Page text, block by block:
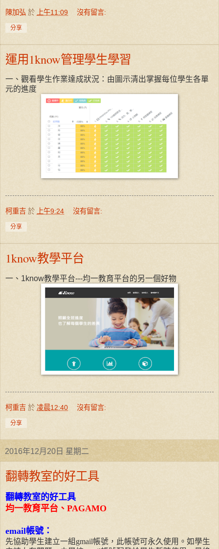
陳加弘 於 上午11:09 沒有留言:
分享
運用1know管理學生學習
一、觀看學生作業達成狀況：由圖示清出掌握每位學生各單
元的進度
柯重吉 於 上午9:24 沒有留言:
分享
1know教學平台
一、1know教學平台---均一教育平台的另一個好物
柯重吉 於 凌晨12:40 沒有留言:
分享
2016年12月20日 星期二
翻轉教室的好工具
翻轉教室的好工具
均一教育平台、PAGAMO
email帳號：
先協助學生建立一組gmail帳號，此帳號可永久使用。如學生